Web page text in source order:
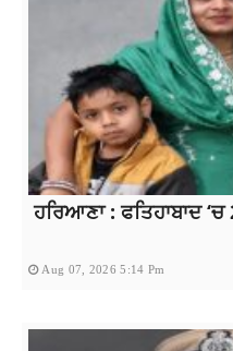
ਹਰਿਆਣਾ : ਫਤਿਹਾਬਾਦ
Aug 07, 2026 5:14 Pm